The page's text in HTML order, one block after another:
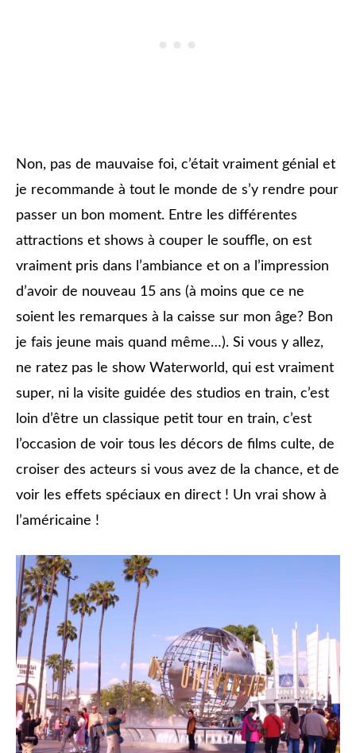
Non, pas de mauvaise foi, c’était vraiment génial et
je recommande à tout le monde de s’y rendre pour
passer un bon moment. Entre les différentes
attractions et shows à couper le souffle, on est
vraiment pris dans l’ambiance et on a l’impression
d’avoir de nouveau 15 ans (à moins que ce ne
soient les remarques à la caisse sur mon âge? Bon
je fais jeune mais quand même…). Si vous y allez,
ne ratez pas le show Waterworld, qui est vraiment
super, ni la visite guidée des studios en train, c’est
loin d’être un classique petit tour en train, c’est
l’occasion de voir tous les décors de films culte, de
croiser des acteurs si vous avez de la chance, et de
voir les effets spéciaux en direct ! Un vrai show à
l’américaine !